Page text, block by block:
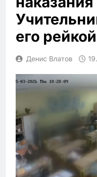
его
Денис Влатов